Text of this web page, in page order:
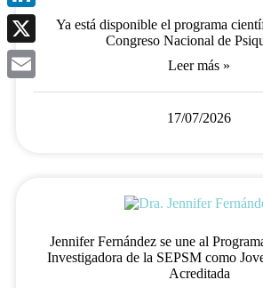
Ya está disponible el programa
Congreso Nacional de
Leer más »
17/07/2026
Jennifer Fernández se une al
Investigadora de la SEPSM como
Acreditada
LinkedIn
X
Email